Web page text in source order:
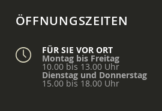
ÖFFNUNGSZEITEN
FÜR SIE VOR ORT
Montag bis Freitag
10.00 bis 13.00 Uhr
Dienstag und Donnerstag
15.00 bis 18.00 Uhr